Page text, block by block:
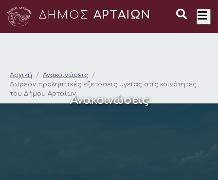
ΔΗΜΟΣ ΑΡΤΑΙΩΝ
Δωρεάν
Αρχική
Ανακοινώσεις
Δωρεάν προληπτικές εξετάσεις υγείας στις κοινότητες
του Δήμου Αρταίων
Ανακοινώσεις